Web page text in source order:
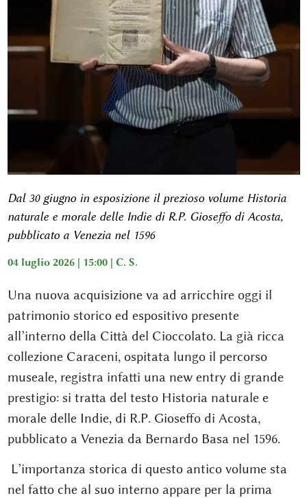
Dal 30 giugno in esposizione il prezioso volume Historia
naturale e morale delle Indie di R.P. Gioseffo di Acosta,
pubblicato a Venezia nel 1596
04 luglio 2026 | 15:00 | C. S.
Una nuova acquisizione va ad arricchire oggi il
patrimonio storico ed espositivo presente
all’interno della Città del Cioccolato. La già ricca
collezione Caraceni, ospitata lungo il percorso
museale, registra infatti una new entry di grande
prestigio: si tratta del testo Historia naturale e
morale delle Indie, di R.P. Gioseffo di Acosta,
pubblicato a Venezia da Bernardo Basa nel 1596.
L’importanza storica di questo antico volume sta
nel fatto che al suo interno appare per la prima